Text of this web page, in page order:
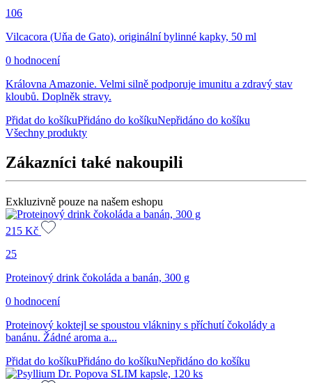
106
Vilcacora (Uňa de Gato), originální bylinné kapky, 50 ml
0 hodnocení
Královna Amazonie. Velmi silně podporuje imunitu a zdravý stav
kloubů. Doplněk stravy.
Přidat do košíkuPřidáno do košíkuNepřidáno do košíku
Všechny produkty
Zákazníci také nakoupili
Exkluzivně pouze na našem eshopu
215 Kč
25
Proteinový drink čokoláda a banán, 300 g
0 hodnocení
Proteinový koktejl se spoustou vlákniny s příchutí čokolády a
banánu. Žádné aroma a...
Přidat do košíkuPřidáno do košíkuNepřidáno do košíku